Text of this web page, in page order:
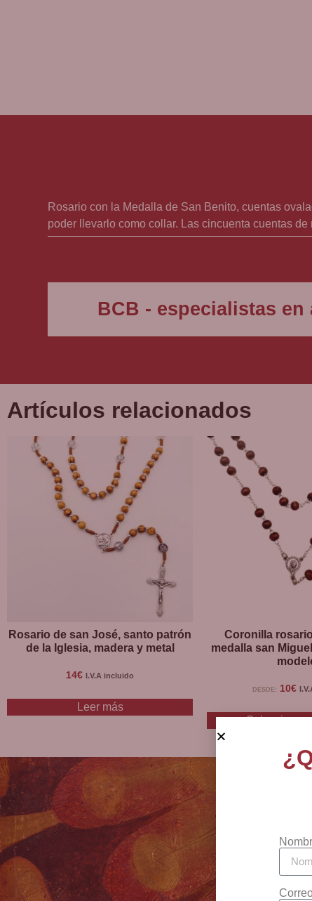
Rosario con la Medalla de San Benito, cuentas
poder llevarlo como collar. Las cincuenta cuentas
elaborada Cruz con Cristo crucificado en relieve y
BCB - especialistas
Artículos relacionados
Rosario de san José, santo patrón
de la Iglesia, madera y metal
14€ I.V.A incluido
Leer más
Coronilla
medalla san
DESDE: 10€
Seleccionar